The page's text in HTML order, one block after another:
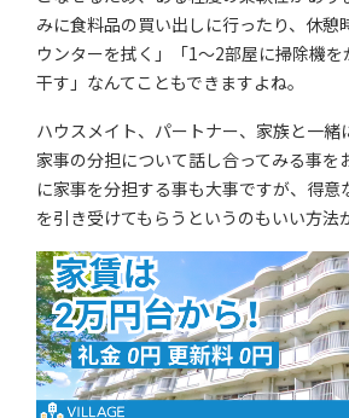
みに食料品の買い出しに行ったり、休憩
ウンターを拭く」「1～2部屋に掃除機
干す」なんてこともできますよね。
ハウスメイト、パートナー、家族と一緒
家事の分担について話し合ってみる事を
に家事を分担する事も大事ですが、得意
を引き受けてもらうというのもいい方法